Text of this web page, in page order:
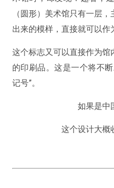
（圆形）美术馆只有一层
出来的模样，直接就可以作
这个标志又可以直接作为
的印刷品。这是一个将不
记号”。
如果是中
这个设计大概